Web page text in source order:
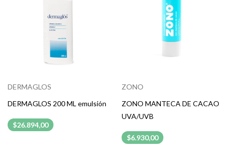
DERMAGLOS
DERMAGLOS 200 ML emulsión
$26.894,00
ZONO
ZONO MANTECA DE CACAO
UVA/UVB
$6.930,00